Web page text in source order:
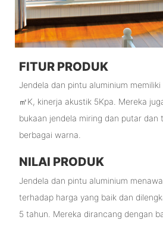
FITUR PRODUK
Jendela dan pintu aluminium
㎡K, kinerja akustik 5Kpa. Mereka
bukaan jendela miring dan putar dan
berbagai warna.
NILAI PRODUK
Jendela dan pintu aluminium
terhadap harga yang baik dan
5 tahun. Mereka dirancang dengan